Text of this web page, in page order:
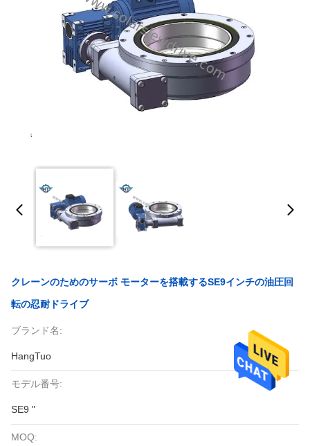
クレーンのためのサーボ モーターを搭載するSE9インチの油圧回
転の忍耐ドライブ
ブランド名:
HangTuo
モデル番号:
SE9 "
MOQ: